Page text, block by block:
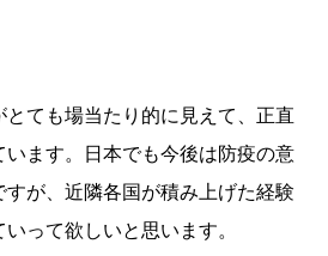
ても場当たり的に見えて、正直
ます。日本でも今後は防疫の意
が、近隣各国が積み上げた経験
って欲しいと思います。